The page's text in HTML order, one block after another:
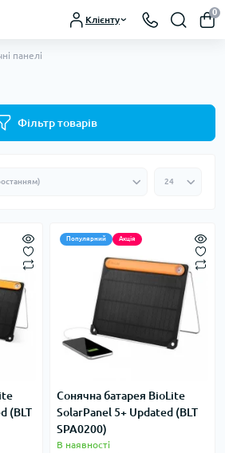
Клієнту
0
панелі
Фільтр товарів
(BLT
Популярний Акція
Сонячна батарея BioLite
SolarPanel 5+ Updated (BLT
SPA0200)
В наявності